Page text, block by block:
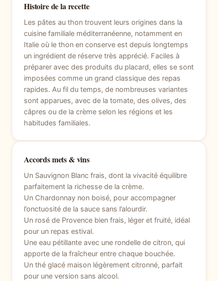
Histoire de la recette
Les pâtes au thon trouvent leurs origines dans la
cuisine familiale méditerranéenne, notamment en
Italie où le thon en conserve est depuis longtemps
un ingrédient de réserve très apprécié. Faciles à
préparer avec des produits du placard, elles se sont
imposées comme un grand classique des repas
rapides. Au fil du temps, de nombreuses variantes
sont apparues, avec de la tomate, des olives, des
câpres ou de la crème selon les régions et les
habitudes familiales.
Accords mets & vins
Un Sauvignon Blanc frais, dont la vivacité équilibre
parfaitement la richesse de la crème.
Un Chardonnay non boisé, pour accompagner
l’onctuosité de la sauce sans l’alourdir.
Un rosé de Provence bien frais, léger et fruité, idéal
pour un repas estival.
Une eau pétillante avec une rondelle de citron, qui
apporte de la fraîcheur entre chaque bouchée.
Un thé glacé maison légèrement citronné, parfait
pour une version sans alcool.